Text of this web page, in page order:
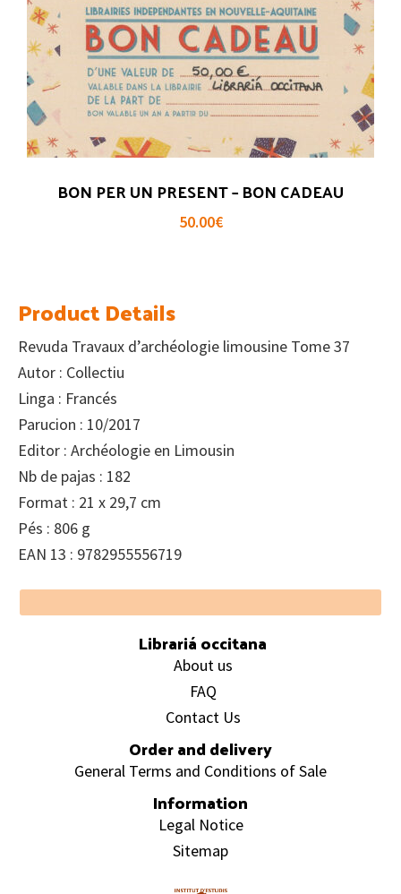
BON PER UN PRESENT – BON CADEAU
50.00€
Product Details
Revuda Travaux d’archéologie limousine Tome 37
Autor : Collectiu
Linga : Francés
Parucion : 10/2017
Editor : Archéologie en Limousin
Nb de pajas : 182
Format : 21 x 29,7 cm
Pés : 806 g
EAN 13 : 9782955556719
Footer
Librariá occitana
About us
FAQ
Contact Us
Order and delivery
General Terms and Conditions of Sale
Information
Legal Notice
Sitemap